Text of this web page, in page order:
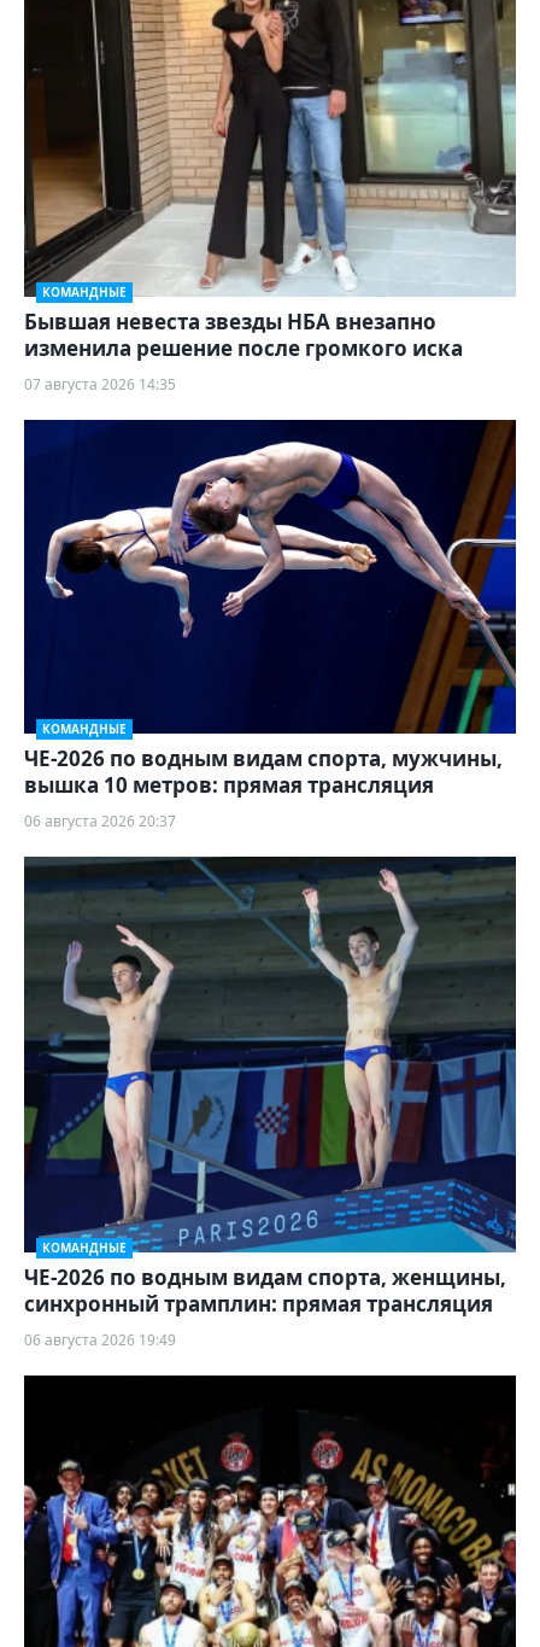
КОМАНДНЫЕ
Бывшая невеста звезды НБА внезапно
изменила решение после громкого иска
07 августа 2026 14:35
КОМАНДНЫЕ
ЧЕ-2026 по водным видам спорта, мужчины,
вышка 10 метров: прямая трансляция
06 августа 2026 20:37
КОМАНДНЫЕ
ЧЕ-2026 по водным видам спорта, женщины,
синхронный трамплин: прямая трансляция
06 августа 2026 19:49